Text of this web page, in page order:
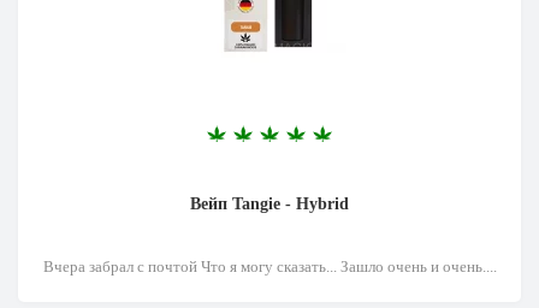
Вейп Tangie - Hybrid
Вчера забрал с почтой Что я могу сказать... Зашло очень и очень....